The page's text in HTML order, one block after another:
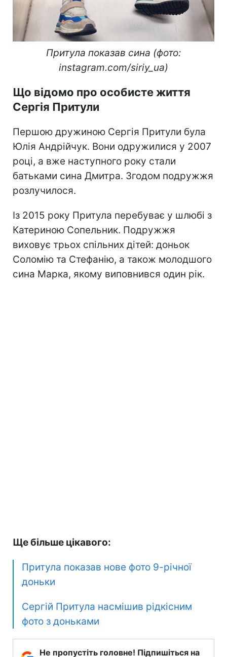
Притула показав сина (фото:
instagram.com/siriy_ua)
Що відомо про особисте життя
Сергія Притули
Першою дружиною Сергія Притули була
Юлія Андрійчук. Вони одружилися у 2007
році, а вже наступного року стали
батьками сина Дмитра. Згодом подружжя
розлучилося.
Із 2015 року Притула перебуває у шлюбі з
Катериною Сопельник. Подружжя
виховує трьох спільних дітей: доньок
Соломію та Стефанію, а також молодшого
сина Марка, якому виповнився один рік.
Ще більше цікавого:
Притула показав нове фото 9-річної
доньки
Сергій Притула насмішив рідкісним
фото з доньками
Не пропустіть головне! Підпишіться на